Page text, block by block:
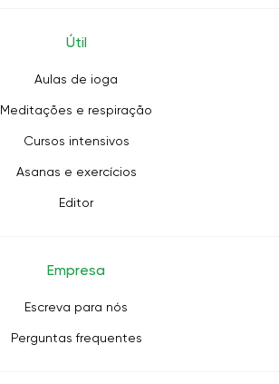
Útil
Aulas de ioga
Meditações e respiração
Cursos intensivos
Asanas e exercícios
Editor
Empresa
Escreva para nós
Perguntas frequentes